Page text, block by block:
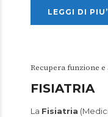
LEGGI DI PIU’
Recupera funzione
FISIATRIA
La Fisiatria